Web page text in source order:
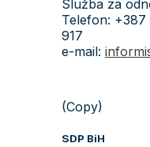
Služba za
Telefon: +387
917
e-mail:
(Copy)
SDP BiH